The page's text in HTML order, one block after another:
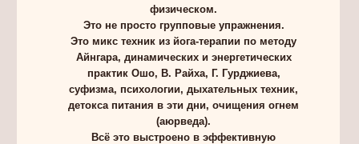
физическом.
Это не просто групповые упражнения.
Это микс техник из йога-терапии по методу
Айнгара, динамических и энергетических
практик Ошо, В. Райха, Г. Гурджиева,
суфизма, психологии, дыхательных техник,
детокса питания в эти дни, очищения огнем
(аюрведа).
Всё это выстроено в эффективную